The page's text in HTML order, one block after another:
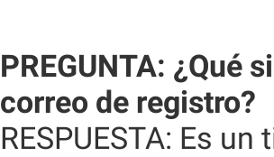
PREGUNTA: ¿Qué
correo de registro?
RESPUESTA: Es